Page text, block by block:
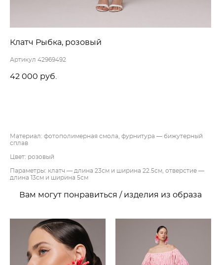
Клатч Рыбка, розовый
Артикул 42969492
42 000 pуб.
Материал: фотополимерная смола, фурнитура — бижутерный
сплав
Цвет: розовый
Параметры: клатч — длина 23см и ширина 22.5см, отверстие —
длина 13см и ширина 5см
Вам могут понравиться / изделия из образа